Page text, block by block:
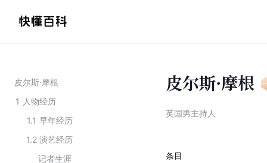
皮尔斯·摩根
1 人物经历
1.1 早年经历
1.2 演艺经历
记者生涯
皮尔斯·摩根
英国男主持人
条目